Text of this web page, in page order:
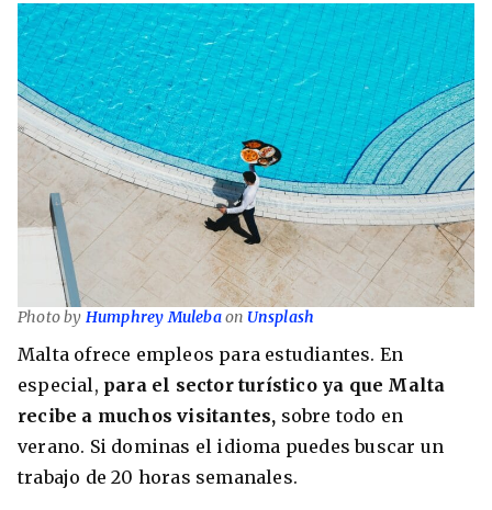
Photo by Humphrey Mulebaon Unsplash
Malta ofrece empleos para estudiantes. En
especial, para el sector turístico ya que Malta
recibe a muchos visitantes, sobre todo en
verano. Si dominas el idioma puedes buscar un
trabajo de 20 horas semanales.